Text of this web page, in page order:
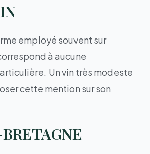
employé souvent sur
à aucune
Un vin très modeste
cette mention sur son